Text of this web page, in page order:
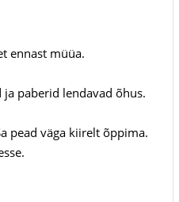
ennast müüa.
paberid lendavad õhus.
pead väga kiirelt õppima.